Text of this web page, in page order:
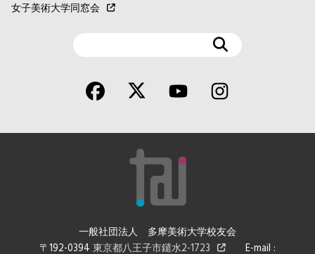
女子美術大学同窓会
一般社団法人 多摩美術大学校友会
〒192-0394 東京都八王子市鑓水2-1723 E-mail :